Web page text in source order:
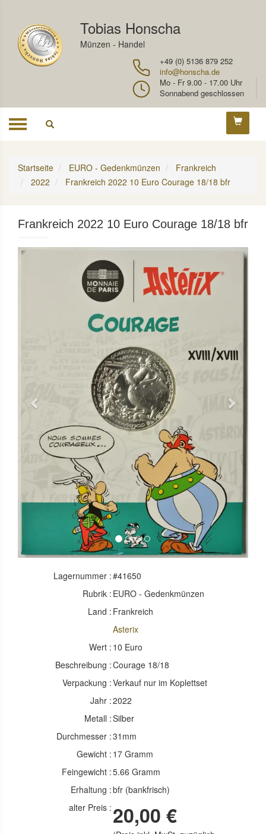
Tobias Honscha
Münzen - Handel
+49 (0) 5136 879 252
info@honscha.de
Mo - Fr 9.00 - 17.00 Uhr
Sonnabend geschlossen
Toggle
Startseite EURO - Gedenkmünzen
Frankreich
2022
Frankreich 2022 10 Euro Courage 18/18 bfr
Frankreich 2022 10 Euro Courage 18/18 bfr
Previous Next
Lagernummer :#41650
Rubrik : EURO - Gedenkmünzen
Land : Frankreich
Asterix
Wert : 10 Euro
Beschreibung :Courage 18/18
Verpackung :Verkauf nur im Koplettset
Jahr :2022
Metall :Silber
Durchmesser :31mm
Gewicht : 17 Gramm
Feingewicht :5.66 Gramm
Erhaltung :bfr (bankfrisch)
alter Preis : 20,00 €